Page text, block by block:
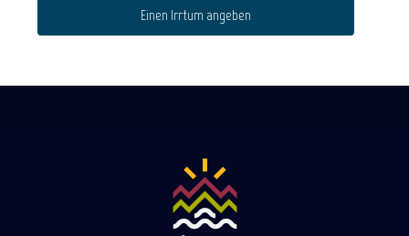
Einen Irrtum angeben